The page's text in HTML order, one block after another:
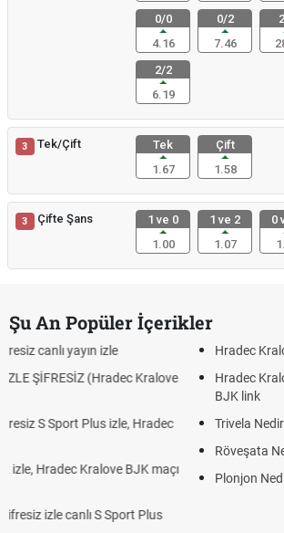
0/0
4.16
0/2
7.46
2/2
6.19
3 Tek/Çift
Tek
1.67
Çift
1.58
3 Çifte Şans
1 ve 0
1.00
1 ve 2
1.07
0
Şu An Popüler İçerikler
Hradec Kralove - Beşiktaş maçı şifresiz izle
Hradec Kralove Beşiktaş maçı şifresiz
Trivela Nedir? Trivela Vuruşu Nasıl Yapılır?
Röveşata Nedir? Röveşata Vuruşu Nasıl
Plonjon Nedir? Kalecilikte Plonjon Hareketi